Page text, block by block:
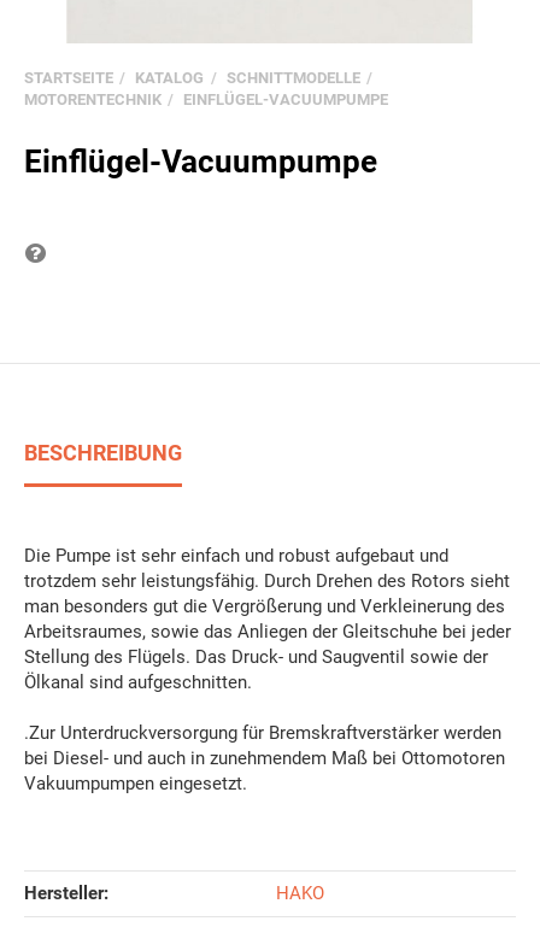
STARTSEITE KATALOG
SCHNITTMODELLE
MOTORENTECHNIK
EINFLÜGEL-VACUUMPUMPE
Einflügel-Vacuumpumpe
BESCHREIBUNG
Die Pumpe ist sehr einfach und robust aufgebaut und
trotzdem sehr leistungsfähig. Durch Drehen des Rotors sieht
man besonders gut die Vergrößerung und Verkleinerung des
Arbeitsraumes, sowie das Anliegen der Gleitschuhe bei jeder
Stellung des Flügels. Das Druck- und Saugventil sowie der
Ölkanal sind aufgeschnitten.
.Zur Unterdruckversorgung für Bremskraftverstärker werden
bei Diesel- und auch in zunehmendem Maß bei Ottomotoren
Vakuumpumpen eingesetzt.
Hersteller: HAKO